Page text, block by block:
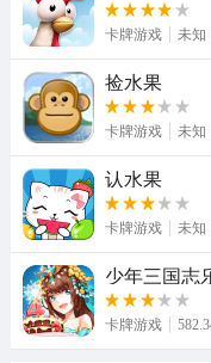
卡牌游戏 未知
捡水果
卡牌游戏 未知
认水果
卡牌游戏 未知
少年三国志
卡牌游戏